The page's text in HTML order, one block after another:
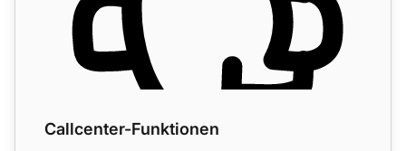
Callcenter-Funktionen